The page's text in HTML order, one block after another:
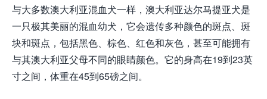
与大多数澳大利亚混血犬一样，澳大利亚达尔马提亚犬是
一只极其美丽的混血幼犬，它会遗传多种颜色的斑点、斑
块和斑点，包括黑色、棕色、红色和灰色，甚至可能拥有
与其澳大利亚父母不同的眼睛颜色。它的身高在19到23英
寸之间，体重在45到65磅之间。